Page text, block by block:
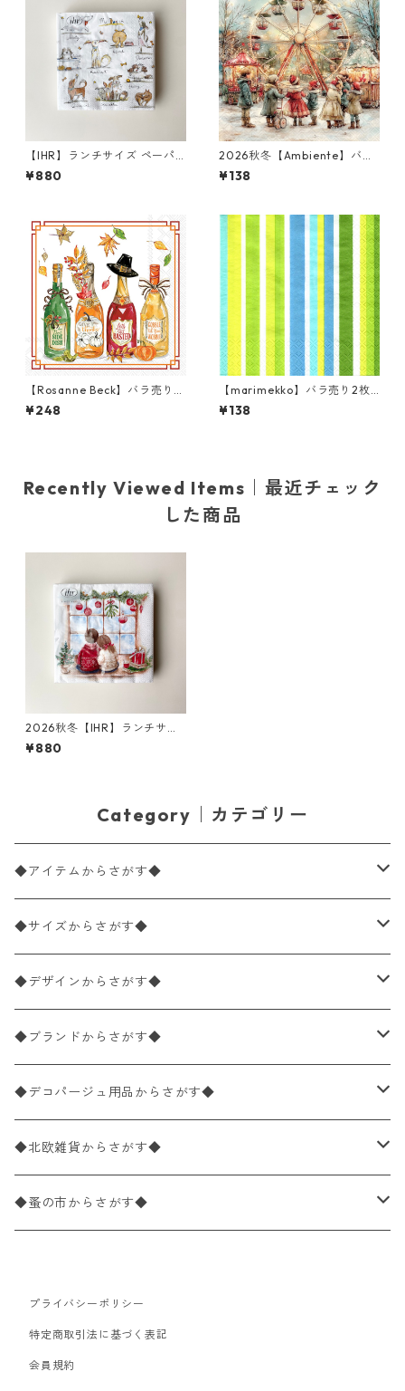
【IHR】ランチサイズ ペーパ
ーナプキン EMOTION DOGS
ホワイト Anita Jeram 20枚
¥880
2026秋冬【Ambiente】バラ
売り2枚 ランチサイズ ペーパ
ーナプキン Theme Park グレ
¥138
【Rosanne Beck】バラ売り2
枚 カクテルサイズ ペーパーナ
プキン Fall Bottles ホワイト
¥248
【marimekko】バラ売り2枚
ランチサイズ ペーパーナプキ
ン ONNELLINEN グリーン フ
¥138
Recently Viewed Items｜最近チェック
した商品
2026秋冬【IHR】ランチサイ
ズ ペーパーナプキン Looking
for Christmas ホワイト 20枚
¥880
Category｜カテゴリー
◆アイテムからさがす◆
ペーパーナプキン2枚バラ売り
ペーパーナプキン1枚バラ売り
ペーパーナプキン20枚入りパック
ペーパーナプキン10枚入りパック
ライスペーパー
ペーパーリネンナプキン
ワックスペーパー
デコパージュ用品
◆サイズからさがす◆
33×33cm（ランチサイズ）
バラ売り
パック売り
25×25cm（カクテルサイズ）
バラ売り
パック売り
40×40cm（ディナーサイズ）
バラ売り
パック売り
21×21cm（ポケットサイズ）
バラ売り
33cm（ラウンド）
◆デザインからさがす◆
花柄
植物・グリーン柄
動物・鳥・昆虫・蝶柄
海・魚柄
食べ物・フルーツ・野菜・ドリンク柄
食器・カトラリー柄
◆ブランドからさがす◆
ドイツ製 IHR/イア
ランチサイズ
カクテルサイズ
ドイツ製 Ambiente/アンビエンテ
ランチサイズ
ドイツ製 Paperproducts Design
カクテルサイズ
ランチサイズ
カクテルサイズ
ドイツ製 ti-flair/ティーフレア
ランチサイズ
ドイツ製 PAW/パウ
◆デコパージュ用品からさがす◆
デコパージュ液
デコパージュ下地
デコパージュはさみ
3Dデコパージュ
◆北欧雑貨からさがす◆
シリコンモールド
トレイ
ポスター・カレンダー
◆蚤の市からさがす◆
北欧雑貨
デコパージュ用品
プライバシーポリシー
特定商取引法に基づく表記
会員規約